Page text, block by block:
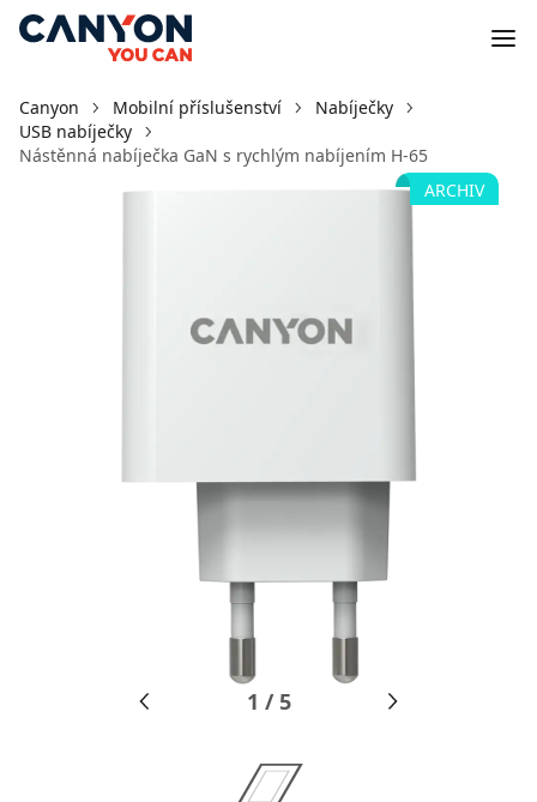
Canyon Mobilní příslušenství
Nabíječky
USB nabíječky
Nástěnná nabíječka GaN s rychlým nabíjením H-65
ARCHIV
1 / 5